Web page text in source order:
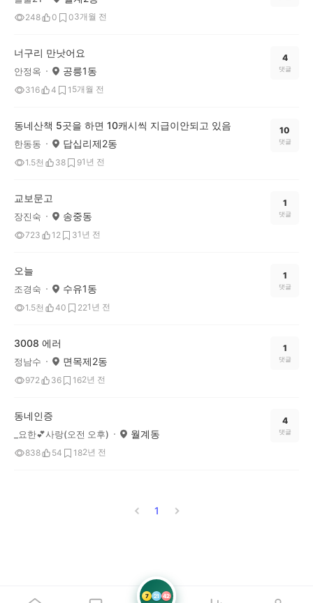
248 0 03개월 전
너구리 만낫어요
안정옥 공릉1동
316 4 1 5개월 전
4
댓글
동네산책 5곳을 하면 10캐시씩 지급이안되고 있음
한동동 답십리제2동
1.5천 38 91년 전
10
댓글
교보문고
장진숙 송중동
723 12 31년 전
1
댓글
오늘
조경숙 수유1동
1.5천 40 221년 전
1
댓글
3008 에러
정남수 면목제2동
972 36 162년 전
1
댓글
동네인증
_요한💕사랑(오전 오후) 월계동
838 54 182년 전
4
댓글
1
7 21 42